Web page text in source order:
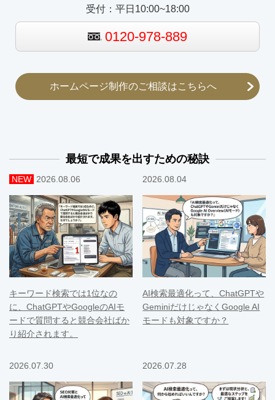
受付：平日10:00~18:00
0120-978-889
ホームページ制作のご相談はこちらへ
最短で成果を出すための秘訣
NEW 2026.08.06
キーワード検索では1位なの
に、ChatGPTやGoogleのAIモ
ードで質問すると競合会社ばか
り紹介されます。
2026.08.04
AI検索最適化って、ChatGPTや
GeminiだけじゃなくGoogle AI
モードも対象ですか？
2026.07.30 2026.07.28